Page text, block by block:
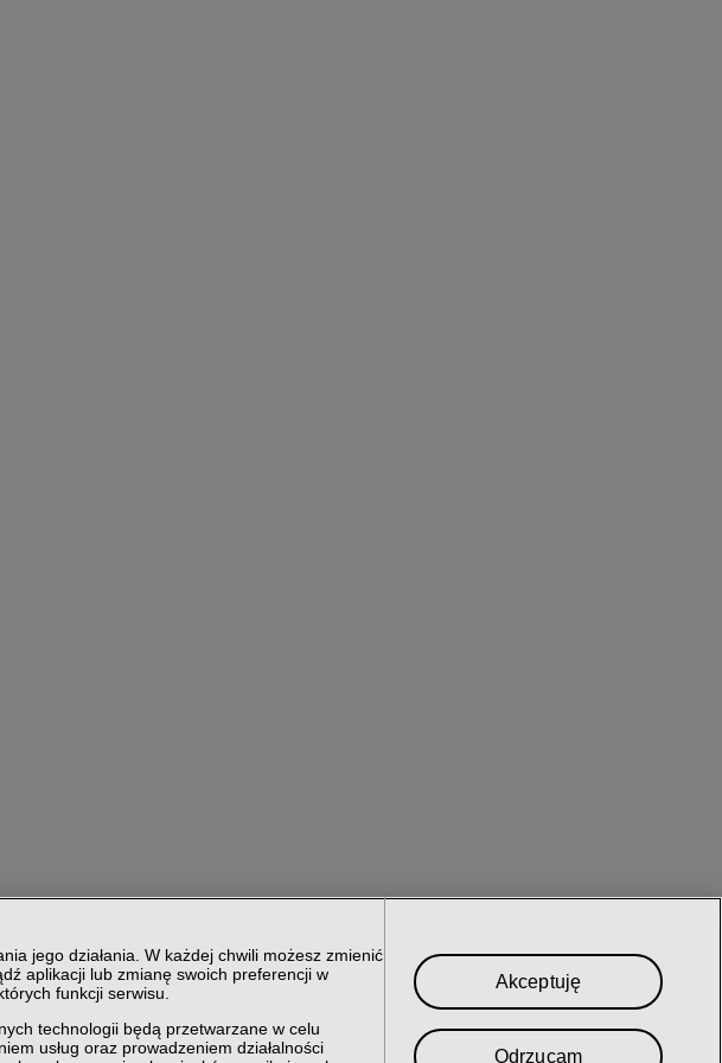
jego działania. W każdej chwili możesz zmienić
aplikacji lub zmianę swoich preferencji w
funkcji serwisu.
technologii będą przetwarzane w celu
usług oraz prowadzeniem działalności
Akceptuję
Odrzucam